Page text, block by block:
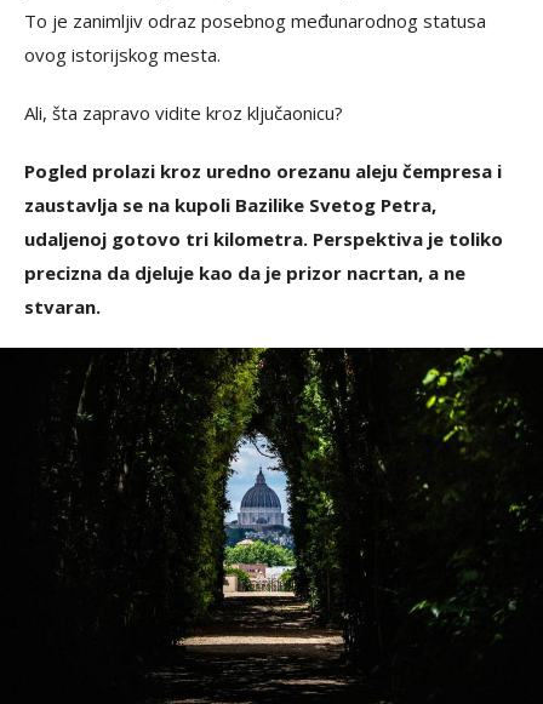
To je zanimljiv odraz posebnog međunarodnog statusa
ovog istorijskog mesta.
Ali, šta zapravo vidite kroz ključaonicu?
Pogled prolazi kroz uredno orezanu aleju čempresa i
zaustavlja se na kupoli Bazilike Svetog Petra,
udaljenoj gotovo tri kilometra. Perspektiva je toliko
precizna da djeluje kao da je prizor nacrtan, a ne
stvaran.